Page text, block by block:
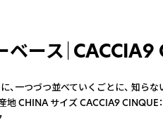
ベース｜
、一つづつ並べていくごとに、 知ら
産地 CHINA サイズ CACCIA9